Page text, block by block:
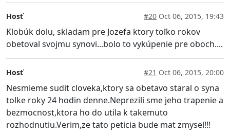
Hosť #20 Oct 06, 2015, 19:43
Klobúk dolu, skladam pre Jozefa ktory toľko rokov
obetoval svojmu synovi...bolo to vykúpenie pre oboch....
Hosť #21 Oct 06, 2015, 20:00
Nesmieme sudit cloveka,ktory sa obetavo staral o syna
tolke roky 24 hodin denne.Neprezili sme jeho trapenie a
bezmocnost,ktora ho do utila k takemuto
rozhodnutiu.Verim,ze tato peticia bude mat zmysel!!!